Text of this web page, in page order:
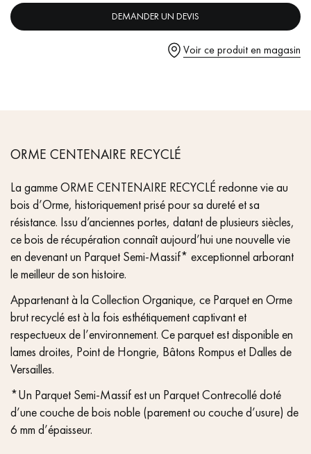
Demandez un rendez-vous personnalisé
DEMANDER UN DEVIS
Voir ce produit en magasin
ORME CENTENAIRE RECYCLÉ
La gamme ORME CENTENAIRE RECYCLÉ redonne vie au
bois d’Orme, historiquement prisé pour sa dureté et sa
résistance. Issu d’anciennes portes, datant de plusieurs siècles,
ce bois de récupération connaît aujourd’hui une nouvelle vie
en devenant un Parquet Semi-Massif* exceptionnel arborant
le meilleur de son histoire.
Appartenant à la Collection Organique, ce Parquet en Orme
brut recyclé est à la fois esthétiquement captivant et
respectueux de l’environnement. Ce parquet est disponible en
lames droites, Point de Hongrie, Bâtons Rompus et Dalles de
Versailles.
*Un Parquet Semi-Massif est un Parquet Contrecollé doté
d’une couche de bois noble (parement ou couche d’usure) de
6 mm d’épaisseur.